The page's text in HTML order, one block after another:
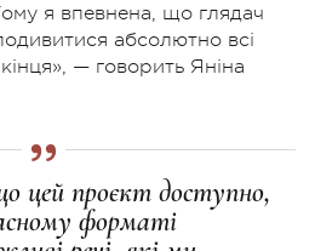
я впевнена, що глядач
абсолютно всі
кінця», — говорить Яніна
цей проєкт доступно,
форматі